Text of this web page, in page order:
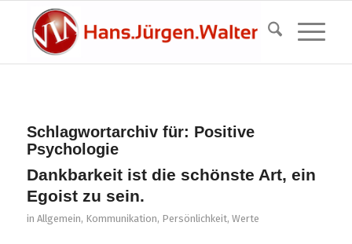
Schlagwortarchiv für: Positive
Psychologie
Dankbarkeit ist die schönste Art, ein
Egoist zu sein.
in Allgemein, Kommunikation, Persönlichkeit, Werte